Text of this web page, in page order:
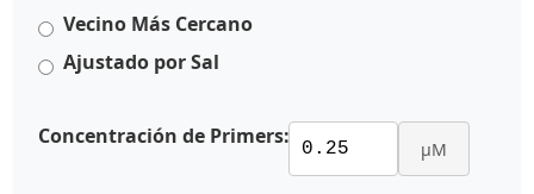
Vecino Más Cercano
Ajustado por Sal
Concentración de Primers: μM